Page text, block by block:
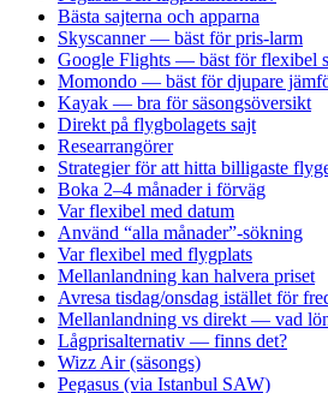
Bästa sajterna och apparna
Skyscanner — bäst för pris-larm
Google Flights — bäst för flexibel
Momondo — bäst för djupare
Kayak — bra för säsongsöversikt
Direkt på flygbolagets sajt
Researrangörer
Strategier för att hitta billigaste
Boka 2–4 månader i förväg
Var flexibel med datum
Använd “alla månader”-sökning
Var flexibel med flygplats
Mellanlandning kan halvera priset
Avresa tisdag/onsdag istället för
Mellanlandning vs direkt — vad
Lågprisalternativ — finns det?
Wizz Air (säsongs)
Pegasus (via Istanbul SAW)